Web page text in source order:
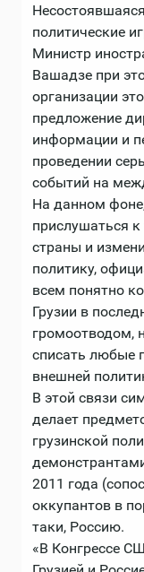
политические
Министр
Вашадзе при
организации
предложение
информации и
проведении
событий на
На данном
прислушаться
страны и
политику,
всем понятно
Грузии в
громоотводом,
списать любые
внешней
В этой связи
делает
грузинской
2011 года
оккупантов в
таки, Россию.
«В Конгрессе